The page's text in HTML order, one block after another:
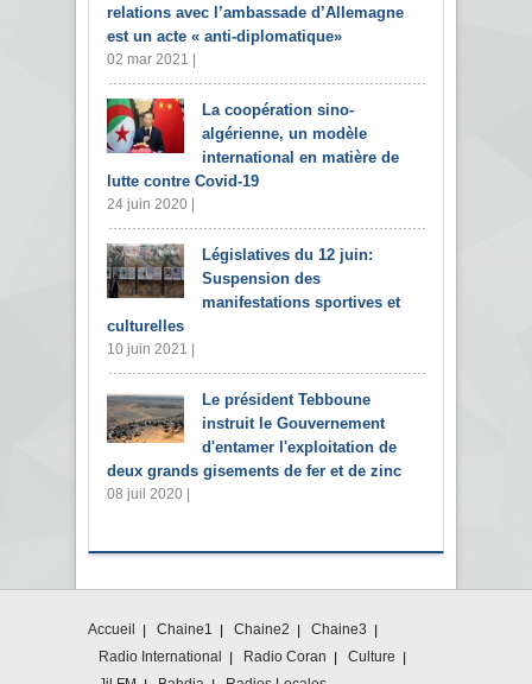
relations avec l’ambassade d’Allemagne
est un acte « anti-diplomatique»
02 mar 2021 |
La coopération sino-
algérienne, un modèle
international en matière de
lutte contre Covid-19
24 juin 2020 |
Législatives du 12 juin:
Suspension des
manifestations sportives et
culturelles
10 juin 2021 |
Le président Tebboune
instruit le Gouvernement
d'entamer l'exploitation de
deux grands gisements de fer et de zinc
08 juil 2020 |
Accueil Chaine1 Chaine2
Chaine3
Radio International
Radio Coran
Culture